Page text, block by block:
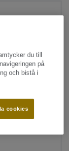
du till
på
och bistå i
cookies